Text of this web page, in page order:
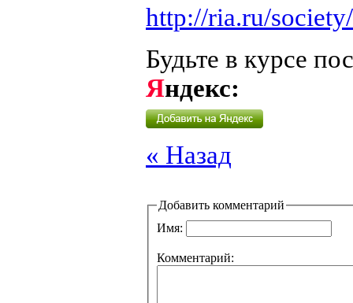
http://ria.ru/
Будьте в курсе
Яндекс:
« Назад
Добавить комментарий
Имя:
Комментарий: